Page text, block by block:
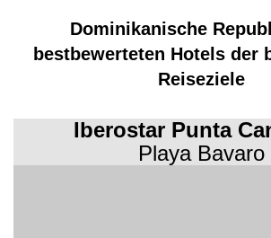
Dominikanische
bestbewerteten Hotels der
Reiseziele
Iberostar Punta
Playa Bavaro